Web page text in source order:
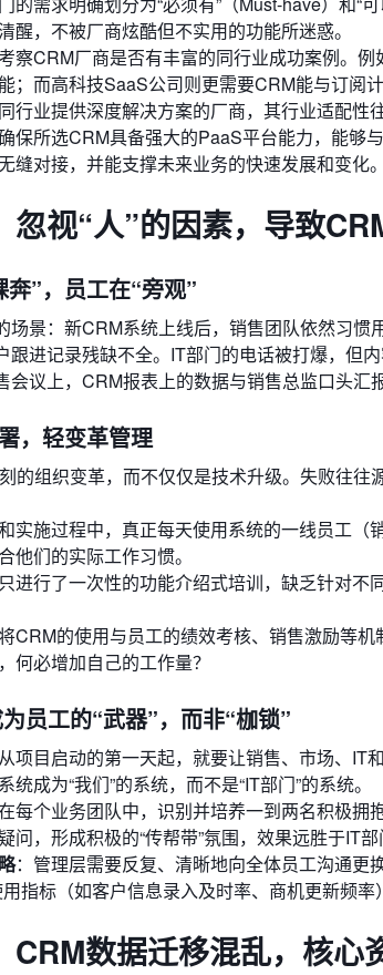
醒，不被厂商炫酷但不实用的功能所迷惑。
察CRM厂商是否有丰富的同行业成功案例。
；而高科技SaaS公司则更需要CRM能与订阅
行业提供深度解决方案的厂商，其行业适配性
保所选CRM具备强大的PaaS平台能力，能够
缝对接，并能支撑未来业务的快速发展和变化。
忽视“人”的因素，导致
”，员工在“旁观”
场景：新CRM系统上线后，销售团队依然习
跟进记录残缺不全。IT部门的电话被打爆，但
议上，CRM报表上的数据与销售总监口头汇
，轻变革管理
的组织变革，而不仅仅是技术升级。失败往往源
实施过程中，真正每天使用系统的一线员工
他们的实际工作习惯。
进行了一次性的功能介绍式培训，缺乏针对
CRM的使用与员工的绩效考核、销售激励等
何必增加自己的工作量？
员工的“武器”，而非“枷锁”
项目启动的第一天起，就要让销售、市场、IT
成为“我们”的系统，而不是“IT部门”的系统。
每个业务团队中，识别并培养一到两名积极拥
问，形成积极的“传帮带”氛围，效果远胜于IT部
：管理层需要反复、清晰地向全体员工沟通更
指标（如客户信息录入及时率、商机更新频率
CRM数据迁移混乱，核心